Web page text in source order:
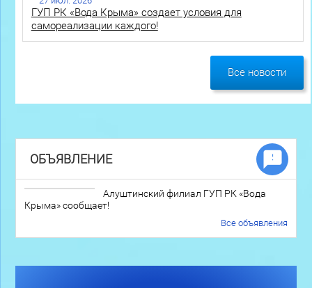
ГУП РК «Вода Крыма» создает условия для
самореализации каждого!
Все новости
ОБЪЯВЛЕНИЕ
Алуштинский филиал ГУП РК «Вода
Крыма» сообщает!
Все объявления